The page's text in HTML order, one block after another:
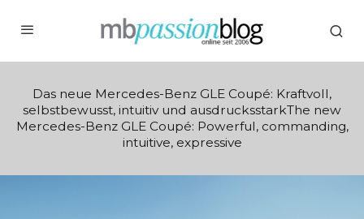
Das neue Mercedes-Benz GLE Coupé: Kraftvoll,
selbstbewusst, intuitiv und ausdrucksstarkThe new
Mercedes-Benz GLE Coupé: Powerful, commanding,
intuitive, expressive